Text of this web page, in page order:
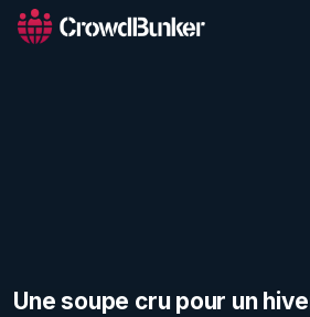
Une soupe cru pour un